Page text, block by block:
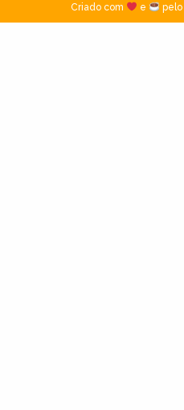
Criado com
e pelo